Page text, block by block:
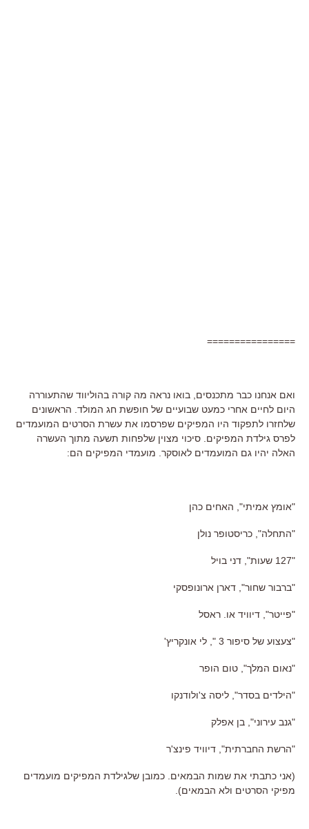
================
ואם אנחנו כבר מתכנסים, בואו נראה מה קורה בהוליווד שהתעוררה
היום לחיים אחרי כמעט שבועיים של חופשת חג המולד. הראשונים
שלחזרו לתפקוד היו המפיקים שפרסמו את עשרת הסרטים המועמדים
לפרס גילדת המפיקים. סיכוי מצוין שלפחות תשעה מתוך העשרה
האלה יהיו גם המועמדים לאוסקר. מועמדי המפיקים הם:
"אומץ אמיתי", האחים כהן
"התחלה", כריסטופר נולן
"127 שעות", דני בויל
"ברבור שחור", דארן ארונופסקי
"פייטר", דיוויד או. ראסל
"צעצוע של סיפור 3 ", לי אונקריץ'
"נאום המלך", טום הופר
"הילדים בסדר", ליסה צ'ולודנקו
"גנב עירוני", בן אפלק
"הרשת החברתית", דיוויד פינצ'ר
(אני כתבתי את שמות הבמאים. כמובן שלגילדת המפיקים מועמדים
מפיקי הסרטים ולא הבמאים).